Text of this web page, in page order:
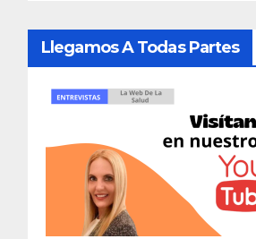
Llegamos A Todas Partes